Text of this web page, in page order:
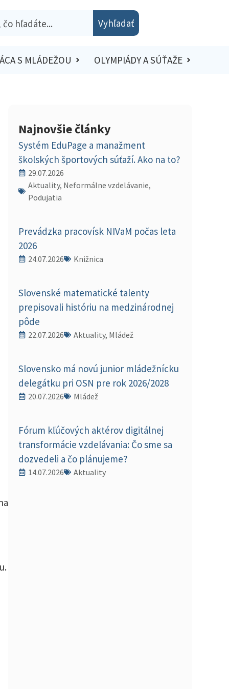
Vyhľadať
S MLÁDEŽOU OLYMPIÁDY A SÚŤAŽE
Najnovšie články
Systém EduPage a manažment
školských športových súťaží. Ako na to?
29.07.2026
Aktuality, Neformálne vzdelávanie,
Podujatia
Prevádzka pracovísk NIVaM počas leta
2026
24.07.2026 Knižnica
Slovenské matematické talenty
prepisovali históriu na medzinárodnej
pôde
22.07.2026 Aktuality, Mládež
Slovensko má novú junior mládežnícku
delegátku pri OSN pre rok 2026/2028
20.07.2026 Mládež
Fórum kľúčových aktérov digitálnej
transformácie vzdelávania: Čo sme sa
dozvedeli a čo plánujeme?
14.07.2026 Aktuality